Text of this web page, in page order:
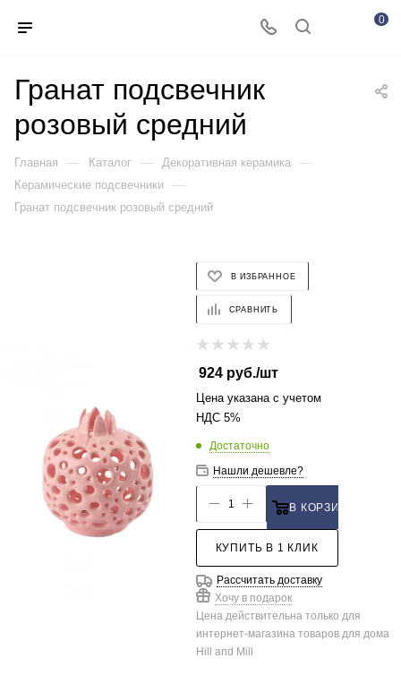
0
Гранат подсвечник
розовый средний
Главная — Каталог — Декоративная керамика —
Керамические подсвечники —
Гранат подсвечник розовый средний
В ИЗБРАННОЕ
СРАВНИТЬ
924руб./шт
Цена указана с учетом
НДС 5%
Достаточно
Нашли дешевле?
В КОРЗИНУ
КУПИТЬ В 1 КЛИК
Рассчитать доставку
Хочу в подарок
Цена действительна только для
интернет-магазина товаров для дома
Hill and Mill